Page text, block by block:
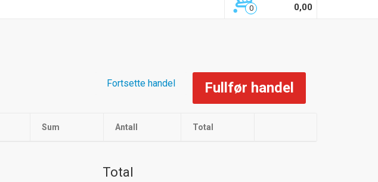
0,00
Fortsette handel Fullfør handel
Sum Antall Total
Total